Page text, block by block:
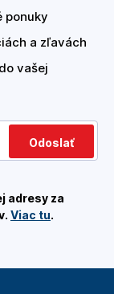
ponuky
a zľavách
vašej
Odoslať
adresy za
Viac tu.